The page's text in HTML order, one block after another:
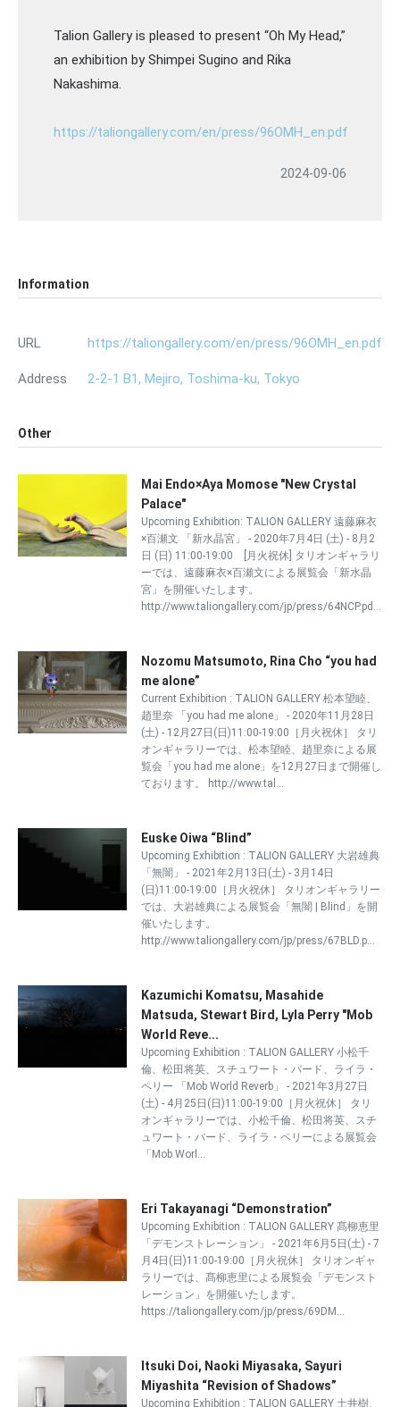
Talion Gallery is pleased to present “Oh My Head,”
an exhibition by Shimpei Sugino and Rika
Nakashima.
https://taliongallery.com/en/press/96OMH_en.pdf
2024-09-06
Information
URL https://taliongallery.com/en/press/96OMH_en.pdf
Address 2-2-1 B1, Mejiro, Toshima-ku, Tokyo
Other
Mai Endo×Aya Momose "New Crystal
Palace"
Upcoming Exhibition: TALION GALLERY 遠藤麻衣
×百瀬文 「新水晶宮」 - 2020年7月4日 (土) - 8月2
日 (日) 11:00-19:00 [月火祝休] タリオンギャラリ
ーでは、遠藤麻衣×百瀬文による展覧会「新水晶
宮」を開催いたします。
http://www.taliongallery.com/jp/press/64NCP.pd...
Nozomu Matsumoto, Rina Cho “you had
me alone”
Current Exhibition : TALION GALLERY 松本望睦、
趙里奈 「you had me alone」 - 2020年11月28日
(土) - 12月27日(日)11:00-19:00［月火祝休］ タリ
オンギャラリーでは、松本望睦、趙里奈による展
覧会「you had me alone」を12月27日まで開催し
ております。 http://www.tal...
Euske Oiwa “Blind”
Upcoming Exhibition : TALION GALLERY 大岩雄典
「無闇」 - 2021年2月13日(土) - 3月14日
(日)11:00-19:00［月火祝休］ タリオンギャラリー
では、大岩雄典による展覧会「無闇 | Blind」を開
催いたします。
http://www.taliongallery.com/jp/press/67BLD.p...
Kazumichi Komatsu, Masahide
Matsuda, Stewart Bird, Lyla Perry "Mob
World Reve...
Upcoming Exhibition : TALION GALLERY 小松千
倫、松田将英、スチュワート・バード、ライラ・
ペリー 「Mob World Reverb」 - 2021年3月27日
(土) - 4月25日(日)11:00-19:00［月火祝休］ タリ
オンギャラリーでは、小松千倫、松田将英、スチ
ュワート・バード、ライラ・ペリーによる展覧会
「Mob Worl...
Eri Takayanagi “Demonstration”
Upcoming Exhibition : TALION GALLERY 髙柳恵里
「デモンストレーション」 - 2021年6月5日(土) - 7
月4日(日)11:00-19:00［月火祝休］ タリオンギャ
ラリーでは、髙柳恵里による展覧会「デモンスト
レーション」を開催いたします。
https://taliongallery.com/jp/press/69DM...
Itsuki Doi, Naoki Miyasaka, Sayuri
Miyashita “Revision of Shadows”
Upcoming Exhibition : TALION GALLERY 土井樹、